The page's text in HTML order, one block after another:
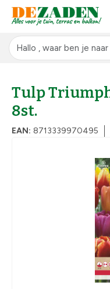
Tulp
8st.
EAN: 8713339970495